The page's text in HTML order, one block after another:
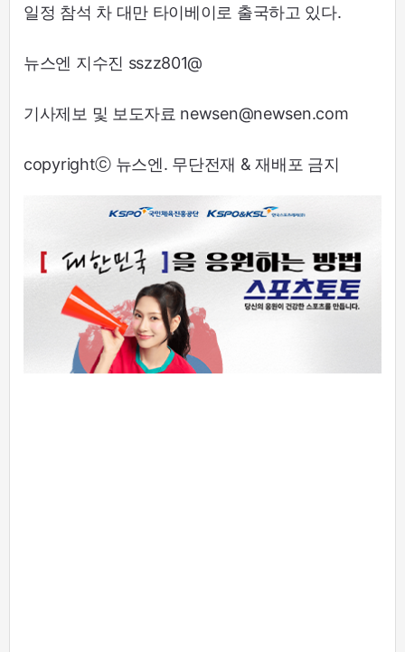
일정 참석 차 대만 타이베이로 출국하고 있다.
뉴스엔 지수진 sszz801@
기사제보 및 보도자료 newsen@newsen.com
copyrightⓒ 뉴스엔. 무단전재 & 재배포 금지